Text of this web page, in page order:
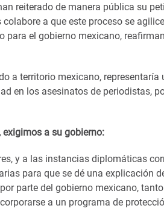
reiterado de manera pública su
a que este proceso se
para el gobierno mexicano,
a territorio mexicano,
en los asesinatos de periodistas,
a su gobierno:
y a las instancias diplomáticas
para que se dé una explicación
parte del gobierno mexicano,
a un programa de